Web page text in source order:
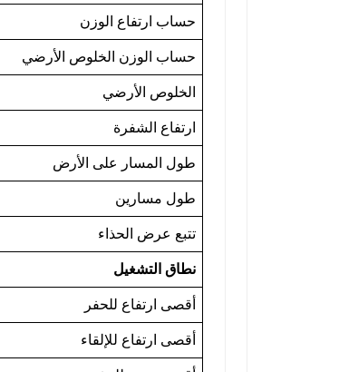
حساب ارتفاع الوزن
حساب الوزن الخلوص الأرضي
الخلوص الأرضي
ارتفاع الشفرة
طول المسار على الأرض
طول مسارين
تتبع عرض الحذاء
نطاق التشغيل
أقصى ارتفاع للحفر
أقصى ارتفاع للإلقاء